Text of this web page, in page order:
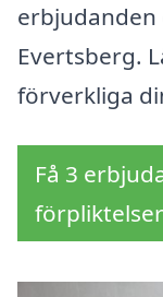
erbjudanden
Evertsberg.
förverkliga
Få 3
förpliktelser